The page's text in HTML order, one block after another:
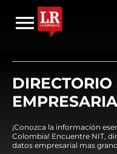
¡Conozca la información
Colombia! Encuentre NIT,
datos empresarial mas